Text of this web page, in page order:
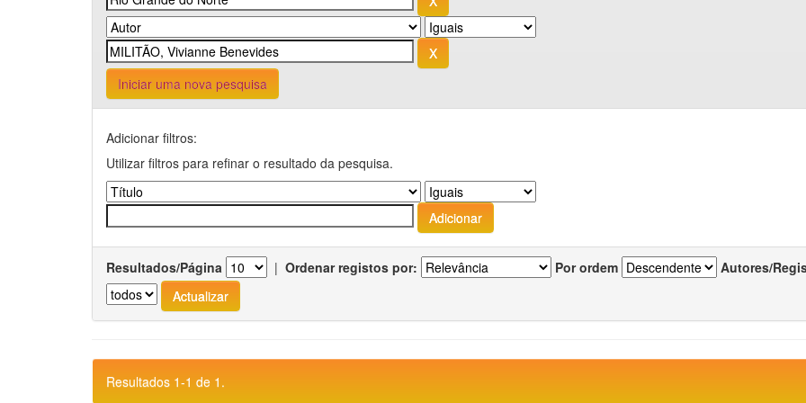
Iniciar uma nova pesquisa
Adicionar filtros:
Utilizar filtros para refinar o resultado da pesquisa.
Resultados/Página | Ordenar registos por: Por ordem Autores/
Resultados 1-1 de 1.